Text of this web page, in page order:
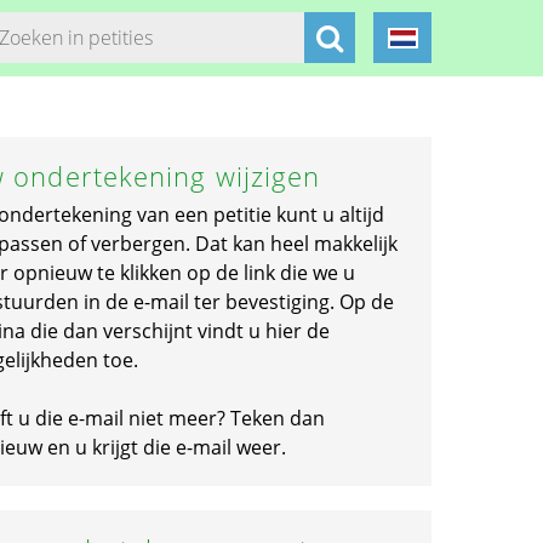
ondertekening wijzigen
van een petitie kunt u altijd
of verbergen. Dat kan heel makkelijk
opnieuw te klikken op de link die we u
in de e-mail ter bevestiging. Op de
die dan verschijnt vindt u hier de
toe.
u die e-mail niet meer? Teken dan
en u krijgt die e-mail weer.